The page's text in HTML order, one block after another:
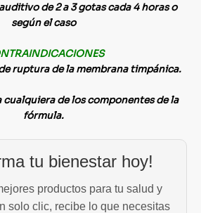
de 2 a 3 gotas cada 4 horas o
según el caso
ruptura de la membrana timpánica.
de los componentes de la
fórmula.
tu bienestar hoy!
productos para tu salud y
solo clic, recibe lo que necesitas